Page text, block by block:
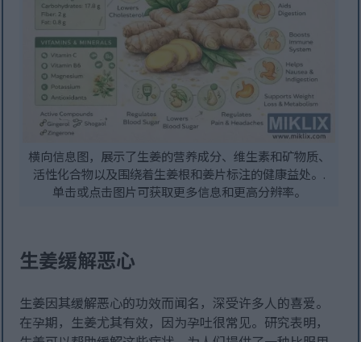
横向信息图，展示了生姜的营养成分、维生素和矿物质、
活性化合物以及围绕着生姜根和姜片标注的健康益处。.
单击或点击图片可获取更多信息和更高分辨率。
生姜缓解恶心
生姜因其缓解恶心的功效而闻名，深受许多人的喜爱。
在孕期，生姜尤其有效，因为孕吐很常见。研究表明，